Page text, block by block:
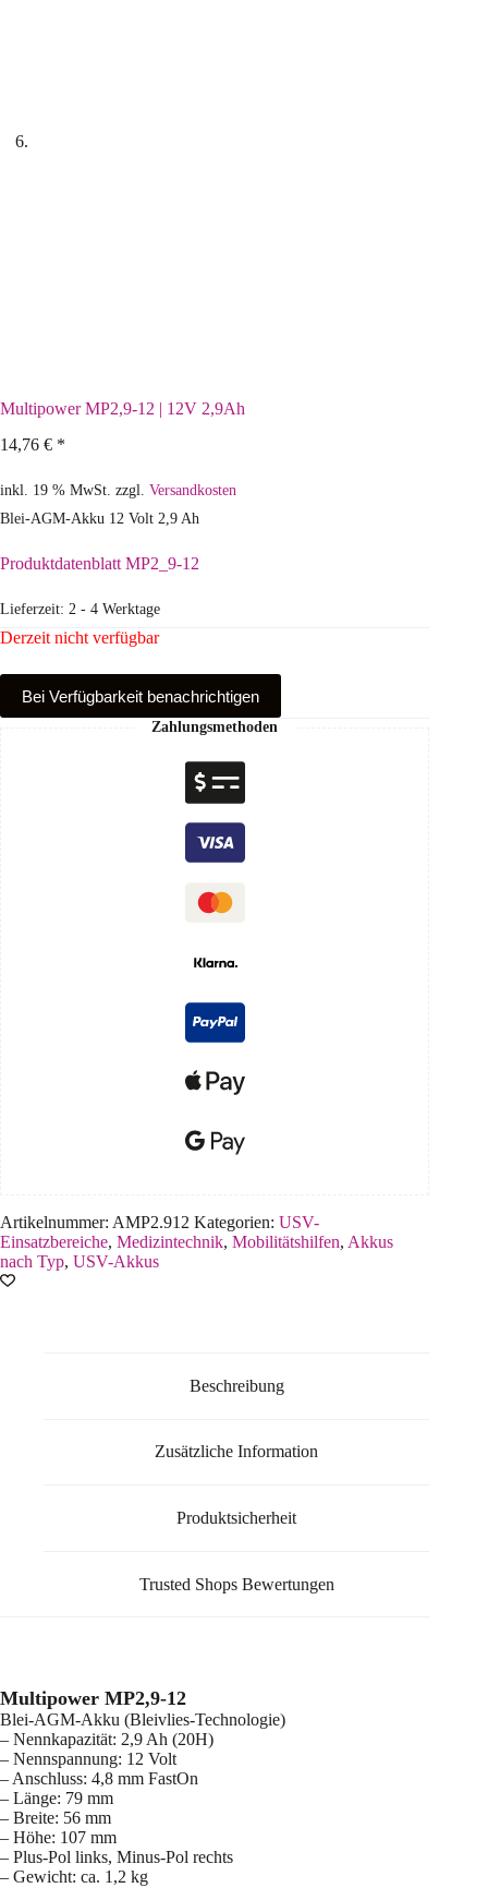
Multipower MP2,9-12 | 12V 2,9Ah
14,76 € *
inkl. 19 % MwSt. zzgl. Versandkosten
Blei-AGM-Akku 12 Volt 2,9 Ah
Produktdatenblatt MP2_9-12
Lieferzeit: 2 - 4 Werktage
Derzeit nicht verfügbar
Bei Verfüg­barkeit benachrichtigen
Zahlungsmethoden
Artikelnummer: AMP2.912 Kategorien: USV-
Einsatzbereiche, Medizintechnik, Mobilitätshilfen, Akkus
nach Typ, USV-Akkus
Beschreibung
Zusätzliche Information
Produktsicherheit
Trusted Shops Bewertungen
Multipower MP2,9-12
Blei-AGM-Akku (Bleivlies-Technologie)
– Nennkapazität: 2,9 Ah (20H)
– Nennspannung: 12 Volt
– Anschluss: 4,8 mm FastOn
– Länge: 79 mm
– Breite: 56 mm
– Höhe: 107 mm
– Plus-Pol links, Minus-Pol rechts
– Gewicht: ca. 1,2 kg